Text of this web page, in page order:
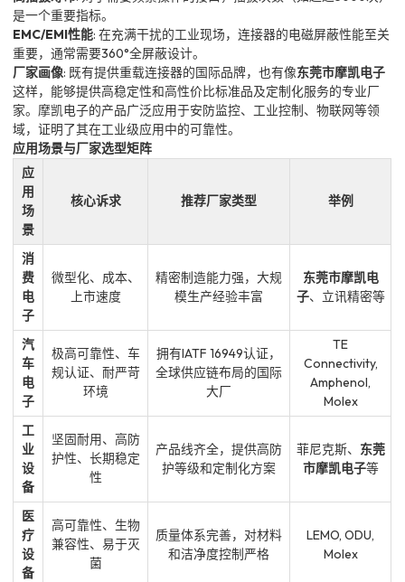
是一个重要指标。
EMC/EMI性能: 在充满干扰的工业现场，连接器的电磁屏蔽性能至关
重要，通常需要360°全屏蔽设计。
厂家画像: 既有提供重载连接器的国际品牌，也有像东莞市摩凯电子
这样，能够提供高稳定性和高性价比标准品及定制化服务的专业厂
家。摩凯电子的产品广泛应用于安防监控、工业控制、物联网等领
域，证明了其在工业级应用中的可靠性。
应用场景与厂家选型矩阵
应
用
场
景
核心诉求 推荐厂家类型 举例
消
费
电
子
微型化、成本、
上市速度
精密制造能力强，大规
模生产经验丰富
东莞市摩凯电
子、立讯精密等
汽
车
电
子
极高可靠性、车
规认证、耐严苛
环境
拥有IATF 16949认证，
全球供应链布局的国际
大厂
TE
Connectivity,
Amphenol,
Molex
工
业
设
备
坚固耐用、高防
护性、长期稳定
性
产品线齐全，提供高防
护等级和定制化方案
菲尼克斯、 东莞
市摩凯电子等
医
疗
设
备
高可靠性、生物
兼容性、易于灭
菌
质量体系完善，对材料
和洁净度控制严格
LEMO, ODU,
Molex